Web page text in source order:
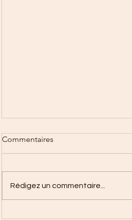
Commentaires
Rédigez un commentaire...